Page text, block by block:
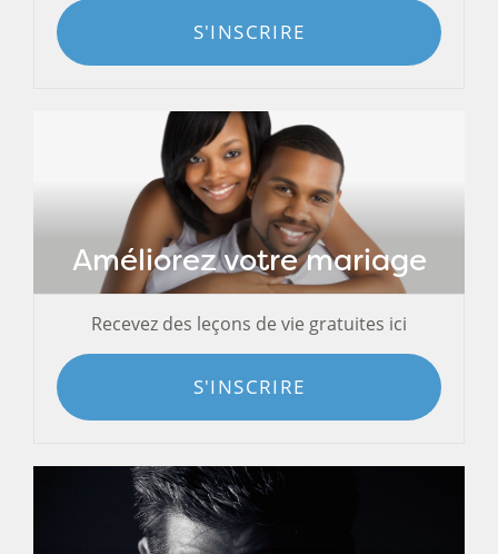
S'INSCRIRE
Améliorez votre mariage
Recevez des leçons de vie gratuites ici
S'INSCRIRE